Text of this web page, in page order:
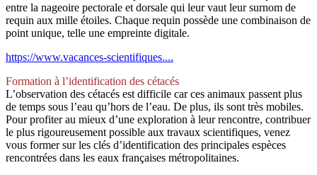
entre la nageoire pectorale et dorsale qui leur vaut leur surnom de
requin aux mille étoiles. Chaque requin possède une combinaison de
point unique, telle une empreinte digitale.
https://www.vacances-scientifiques....
Formation à l’identification des cétacés
L’observation des cétacés est difficile car ces animaux passent plus
de temps sous l’eau qu’hors de l’eau. De plus, ils sont très mobiles.
Pour profiter au mieux d’une exploration à leur rencontre, contribuer
le plus rigoureusement possible aux travaux scientifiques, venez
vous former sur les clés d’identification des principales espèces
rencontrées dans les eaux françaises métropolitaines.